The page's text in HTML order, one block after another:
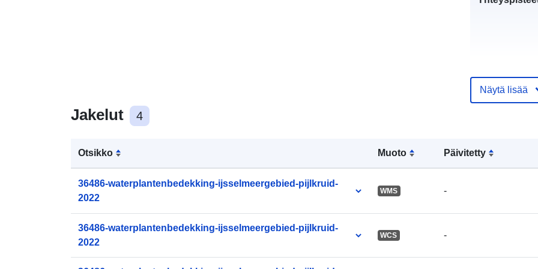
Jakelut 4
Otsikko Muoto Päivitetty
36486-waterplantenbedekking-ijsselmeergebied-pijlkruid-
2022
WMS -
36486-waterplantenbedekking-ijsselmeergebied-pijlkruid-
2022
WCS -
koskeva
uriRef:
Näytä lisää